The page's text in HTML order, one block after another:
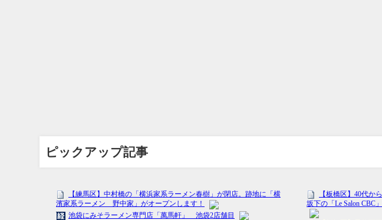
ピックアップ記事